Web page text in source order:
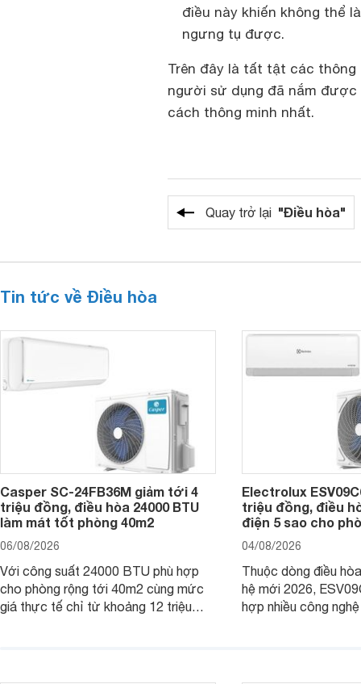
điều này khiến không thể
ngưng tụ được.
Trên đây là tất tật các thông
người sử dụng đã nắm
cách thông minh nhất.
Quay trở lại "Điều hòa"
Tin tức về Điều hòa
Casper SC-24FB36M giảm tới 4
triệu đồng, điều hòa 24000 BTU
làm mát tốt phòng 40m2
06/08/2026
Với công suất 24000 BTU phù hợp
cho phòng rộng tới 40m2 cùng mức
giá thực tế chỉ từ khoảng 12 triệu
Electrolux
triệu đồng, điều
điện 5 sao cho
04/08/2026
Thuộc dòng điều
hệ mới 2026,
hợp nhiều công